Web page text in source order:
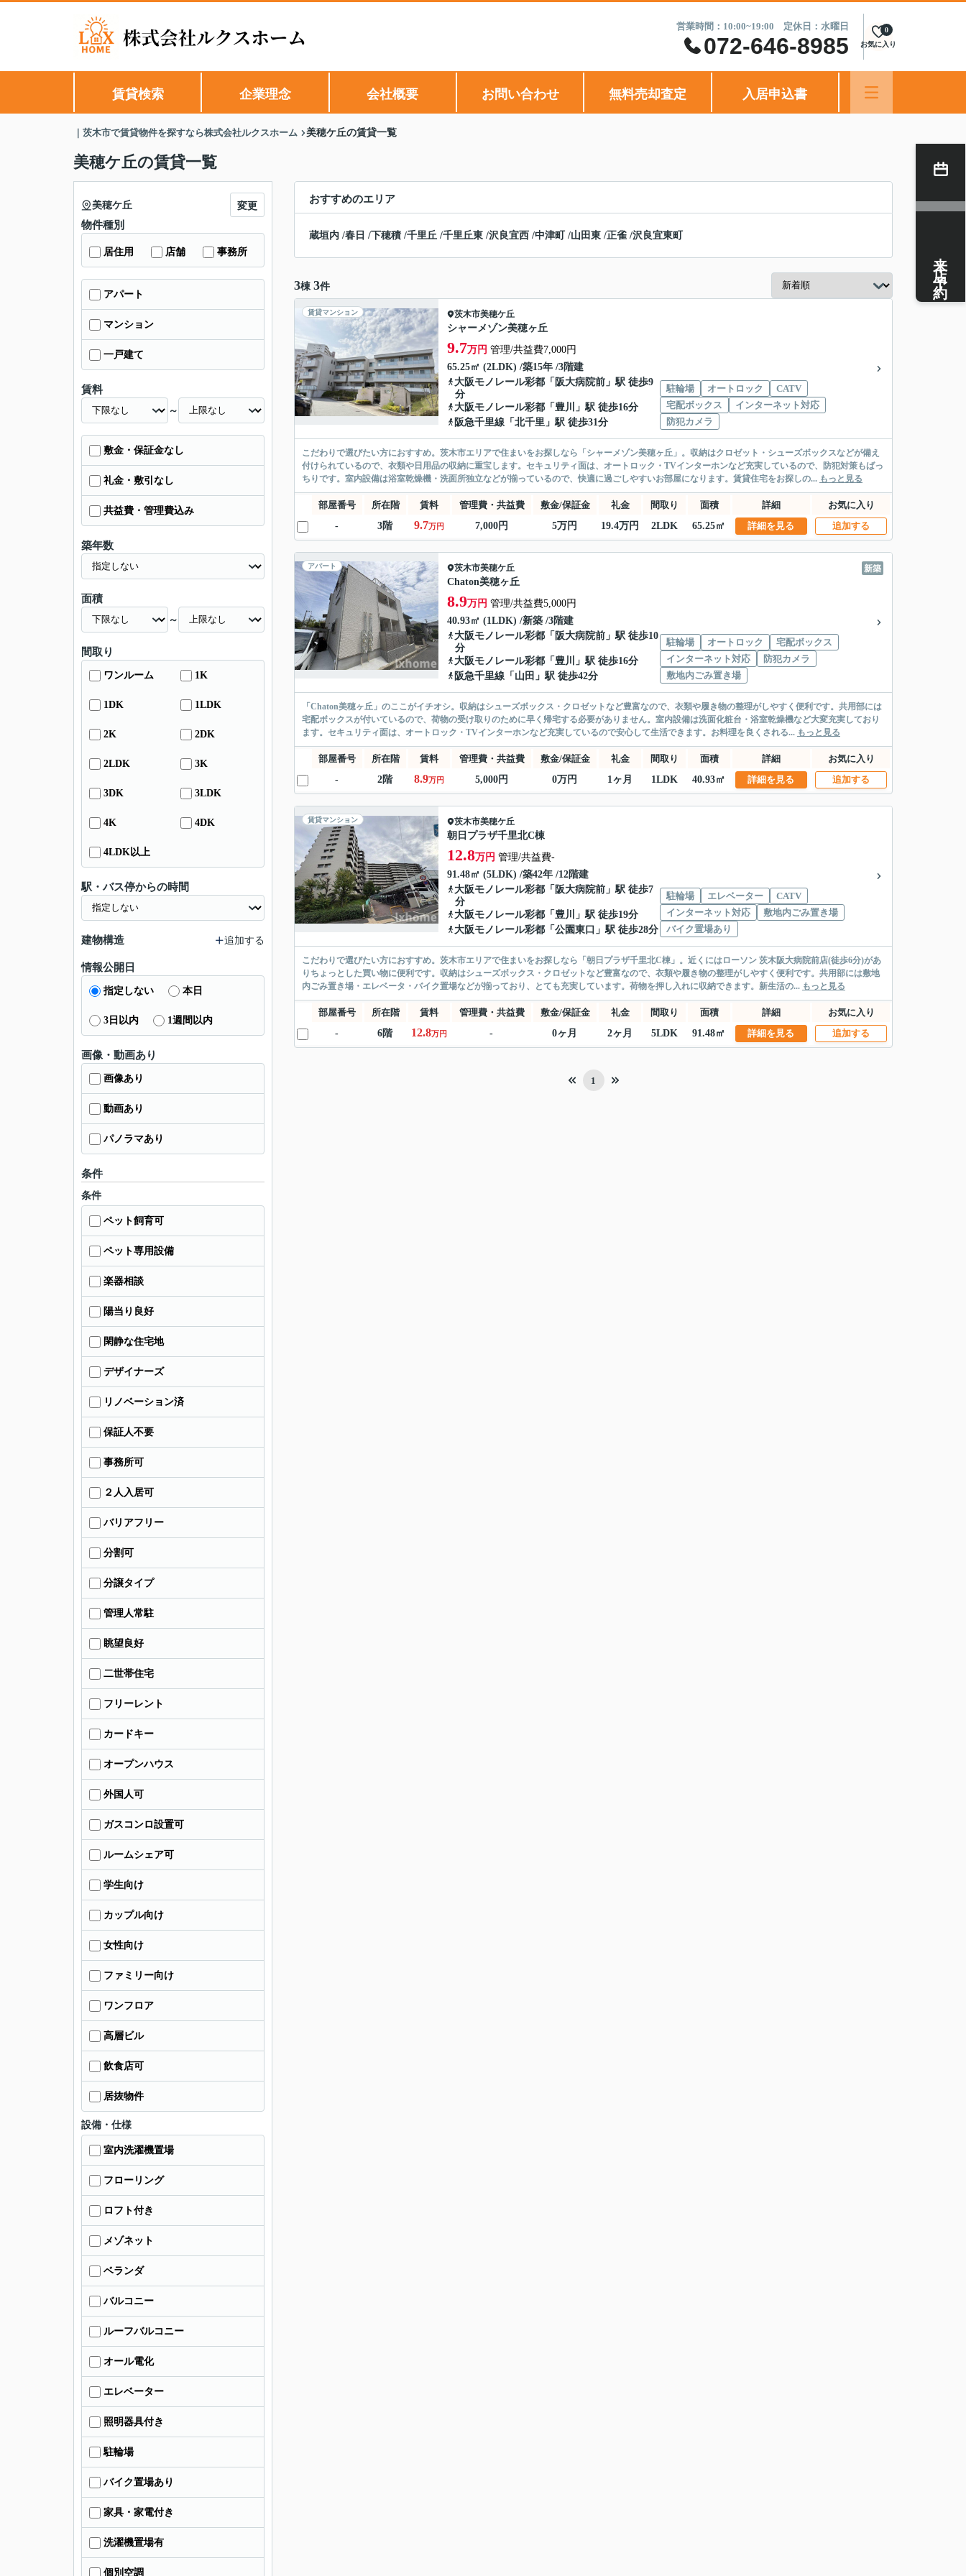
営業時間：10:00~19:00 定休日：水曜日
072-646-8985 お気に入り
0
賃貸検索 企業理念 会社概要 お問い合わせ 無料売却査定 入居申込書
｜茨木市で賃貸物件を探すなら株式会社ルクスホーム 美穂ケ丘の賃貸一覧
美穂ケ丘の賃貸一覧
おすすめのエリア
蔵垣内 /春日 /下穂積 /千里丘 /千里丘東 /沢良宜西 /中津町 /山田東 /正雀 /沢良宜東町
3棟 3件
賃貸マンション 茨木市美穂ケ丘
シャーメゾン美穂ヶ丘
9.7万円 管理/共益費7,000円
65.25㎡ (2LDK) /築15年 /3階建
大阪モノレール彩都 「 阪大病院前 」駅 徒歩9
分
大阪モノレール彩都 「 豊川
」駅 徒歩16分
阪急千里線 「 北千里 」駅 徒歩31分
駐輪場 オートロック
CATV
宅配ボックス
インターネット対応
防犯カメラ
こだわりで選びたい方におすすめ。茨木市エリアで住まいをお探しなら「シャーメゾン美穂ヶ丘」。収納はクロゼット・シューズボックスなどが備え
付けられているので、衣類や日用品の収納に重宝します。セキュリティ面は、オートロック・TVインターホンなど充実しているので、防犯対策もばっ
ちりです。室内設備は浴室乾燥機・洗面所独立などが揃っているので、快適に過ごしやすいお部屋になります。賃貸住宅をお探しの... もっと見る
部屋番号 所在階 賃料 管理費・共益費 敷金/保証金 礼金 間取り 面積 詳細
お気に入り
-
3階 9.7万円 7,000円 5万円 19.4万円 2LDK 65.25㎡ 詳細を見る 追加する
アパート 新築
茨木市美穂ケ丘
Chaton美穂ヶ丘
8.9万円 管理/共益費5,000円
40.93㎡ (1LDK) /新築 /3階建
大阪モノレール彩都 「 阪大病院前 」駅 徒歩10
分
大阪モノレール彩都 「 豊川
」駅 徒歩16分
阪急千里線 「 山田 」駅 徒歩42分
駐輪場 オートロック
宅配ボックス
インターネット対応
防犯カメラ
敷地内ごみ置き場
「Chaton美穂ヶ丘」のここがイチオシ。収納はシューズボックス・クロゼットなど豊富なので、衣類や履き物の整理がしやすく便利です。共用部には
宅配ボックスが付いているので、荷物の受け取りのために早く帰宅する必要がありません。室内設備は洗面化粧台・浴室乾燥機など大変充実しており
ます。セキュリティ面は、オートロック・TVインターホンなど充実しているので安心して生活できます。お料理を良くされる... もっと見る
部屋番号 所在階 賃料 管理費・共益費 敷金/保証金 礼金 間取り 面積 詳細
お気に入り
-
2階 8.9万円 5,000円 0万円 1ヶ月 1LDK 40.93㎡ 詳細を見る 追加する
賃貸マンション 茨木市美穂ケ丘
朝日プラザ千里北C棟
12.8万円 管理/共益費-
91.48㎡ (5LDK) /築42年 /12階建
大阪モノレール彩都 「 阪大病院前 」駅 徒歩7
分
大阪モノレール彩都 「 豊川
」駅 徒歩19分
大阪モノレール彩都 「 公園東口 」駅 徒歩28分
駐輪場 エレベーター
CATV
インターネット対応
敷地内ごみ置き場
バイク置場あり
こだわりで選びたい方におすすめ。茨木市エリアで住まいをお探しなら「朝日プラザ千里北C棟」。近くにはローソン 茨木阪大病院前店(徒歩6分)があ
りちょっとした買い物に便利です。収納はシューズボックス・クロゼットなど豊富なので、衣類や履き物の整理がしやすく便利です。共用部には敷地
内ごみ置き場・エレベータ・バイク置場などが揃っており、とても充実しています。荷物を押し入れに収納できます。新生活の... もっと見る
部屋番号 所在階 賃料 管理費・共益費 敷金/保証金 礼金 間取り 面積 詳細
お気に入り
-
6階 12.8万円 - 0ヶ月 2ヶ月 5LDK 91.48㎡ 詳細を見る 追加する
1
美穂ケ丘 変更
物件種別
居住用 店舗 事務所
アパート
マンション
一戸建て
賃料
～
敷金・保証金なし
礼金・敷引なし
共益費・管理費込み
築年数
面積
～
間取り
ワンルーム 1K
1DK 1LDK
2K 2DK
2LDK 3K
3DK 3LDK
4K 4DK
4LDK以上
駅・バス停からの時間
建物構造 追加する
情報公開日
指定しない 本日
3日以内 1週間以内
画像・動画あり
画像あり
動画あり
パノラマあり
条件
条件
ペット飼育可
ペット専用設備
楽器相談
陽当り良好
閑静な住宅地
デザイナーズ
リノベーション済
保証人不要
事務所可
２人入居可
バリアフリー
分割可
分譲タイプ
管理人常駐
眺望良好
二世帯住宅
フリーレント
カードキー
オープンハウス
外国人可
ガスコンロ設置可
ルームシェア可
学生向け
カップル向け
女性向け
ファミリー向け
ワンフロア
高層ビル
飲食店可
居抜物件
設備・仕様
室内洗濯機置場
フローリング
ロフト付き
メゾネット
ベランダ
バルコニー
ルーフバルコニー
オール電化
エレベーター
照明器具付き
駐輪場
バイク置場あり
家具・家電付き
洗濯機置場有
個別空調
来店予約